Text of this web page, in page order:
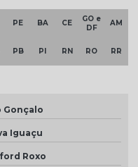
PE BA CE
GO e
DF
AM
PB PI RN RO RR
Gonçalo
Iguaçu
Roxo